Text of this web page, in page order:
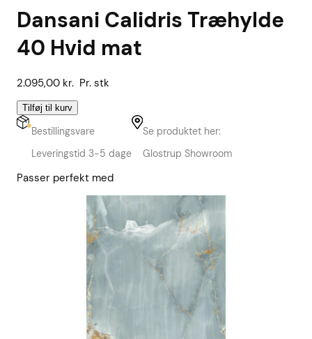
Dansani Calidris Træhylde
40 Hvid mat
2.095,00 kr. Pr. stk
Tilføj til kurv
Bestillingsvare
Leveringstid 3-5 dage
Se produktet her:
Glostrup Showroom
Passer perfekt med